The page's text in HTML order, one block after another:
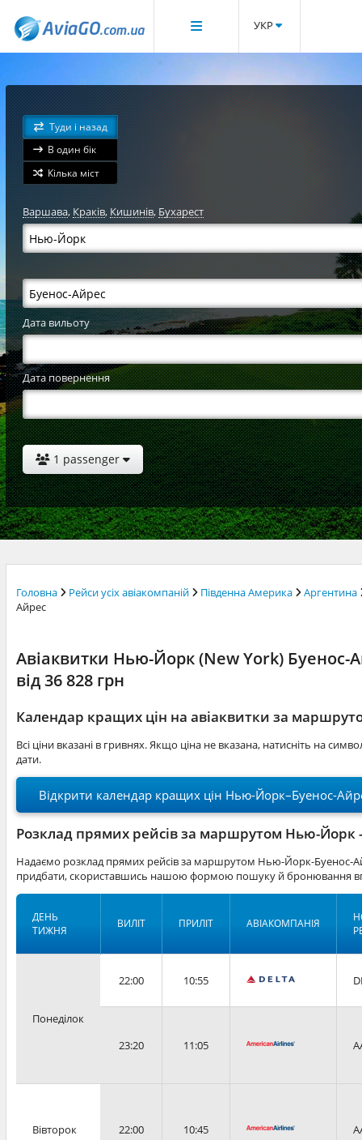
УКР
Туди і назад
В один бік
Кілька міст
Варшава, Краків, Кишинів, Бухарест
Дата вильоту
Дата повернення
1 passenger
Головна Рейси усіх авіакомпаній Південна Америка
Аргентина
Айрес
Авіаквитки Нью-Йорк (New York) Буенос-
від 36 828 грн
Календар кращих цін на авіаквитки за
Всі ціни вказані в гривнях. Якщо ціна не вказана, натисніть на
дати.
Відкрити календар кращих цін Нью-Йорк–Буенос-
Розклад прямих рейсів за маршрутом Нью-Йорк
Надаємо розклад прямих рейсів за маршрутом Нью-Йорк-Буенос-
придбати, скориставшись нашою формою пошуку й бронювання
ДЕНЬ
ТИЖНЯ
ВИЛІТ ПРИЛІТ АВІАКОМПАНІЯ
Понеділок
22:00 10:55
23:20 11:05
Вівторок 22:00 10:45